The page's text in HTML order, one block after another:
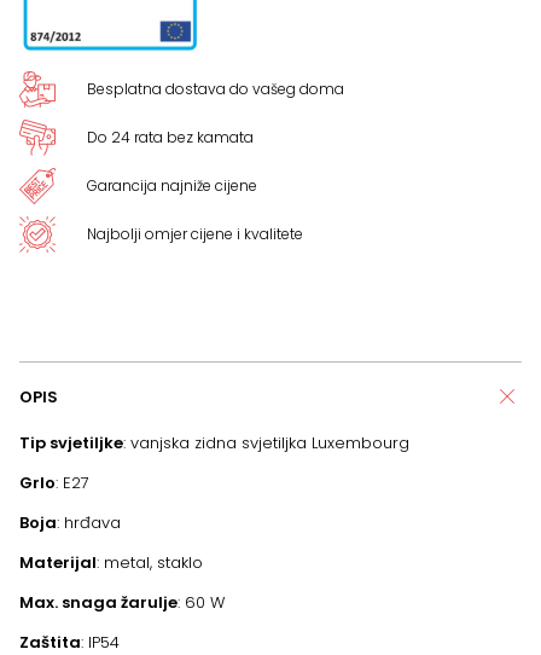
Besplatna dostava do vašeg doma
Do 24 rata bez kamata
Garancija najniže cijene
Najbolji omjer cijene i kvalitete
OPIS
Tip svjetiljke: vanjska zidna svjetiljka Luxembourg
Grlo: E27
Boja: hrđava
Materijal: metal, staklo
Max. snaga žarulje: 60 W
Zaštita: IP54